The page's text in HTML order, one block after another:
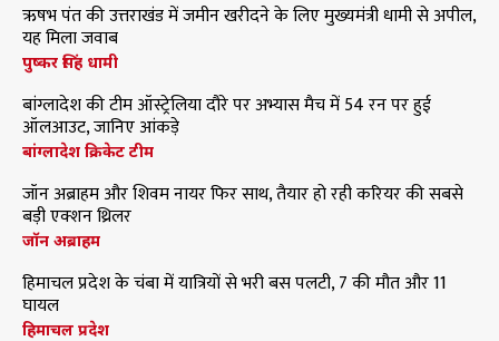
ऋषभ पंत की उत्तराखंड में जमीन खरीदने के लिए मुख्यमंत्री धामी से अपील,
यह मिला जवाब
पुष्कर सिंह धामी
बांग्लादेश की टीम ऑस्ट्रेलिया दौरे पर अभ्यास मैच में 54 रन पर हुई
ऑलआउट, जानिए आंकड़े
बांग्लादेश क्रिकेट टीम
जॉन अब्राहम और शिवम नायर फिर साथ, तैयार हो रही करियर की सबसे
बड़ी एक्शन थ्रिलर
जॉन अब्राहम
हिमाचल प्रदेश के चंबा में यात्रियों से भरी बस पलटी, 7 की मौत और 11
घायल
हिमाचल प्रदेश